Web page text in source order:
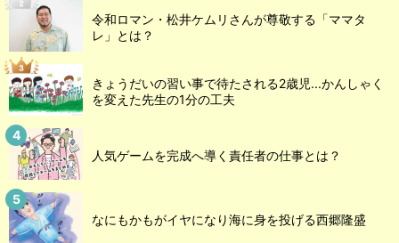
令和ロマン・松井ケムリさんが尊敬する「ママタ
レ」とは？
きょうだいの習い事で待たされる2歳児...かんしゃく
を変えた先生の1分の工夫
人気ゲームを完成へ導く責任者の仕事とは？
なにもかもがイヤになり海に身を投げる西郷隆盛